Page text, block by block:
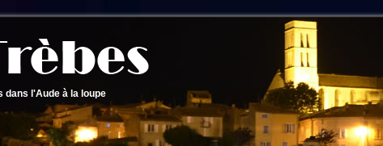
dans l'Aude à la loupe